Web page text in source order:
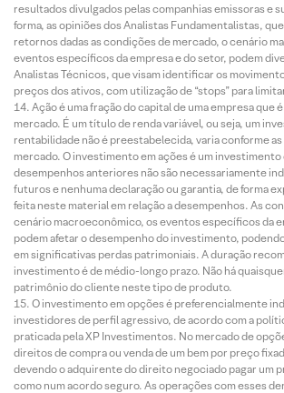
resultados divulgados pelas companhias emissoras e
forma, as opiniões dos Analistas Fundamentalistas,
retornos dadas as condições de mercado, o cenário
eventos específicos da empresa e do setor, podem
Analistas Técnicos, que visam identificar os
preços dos ativos, com utilização de “stops” para
Ação é uma fração do capital de uma empresa que
mercado. É um título de renda variável, ou seja, um
rentabilidade não é preestabelecida, varia conforme
mercado. O investimento em ações é um investimento
desempenhos anteriores não são necessariamente
futuros e nenhuma declaração ou garantia, de forma
feita neste material em relação a desempenhos. As
cenário macroeconômico, os eventos específicos da
podem afetar o desempenho do investimento,
em significativas perdas patrimoniais. A duração
investimento é de médio-longo prazo. Não há
patrimônio do cliente neste tipo de produto.
O investimento em opções é preferencialmente
investidores de perfil agressivo, de acordo com a
praticada pela XP Investimentos. No mercado de
direitos de compra ou venda de um bem por preço
devendo o adquirente do direito negociado pagar um
como num acordo seguro. As operações com esses